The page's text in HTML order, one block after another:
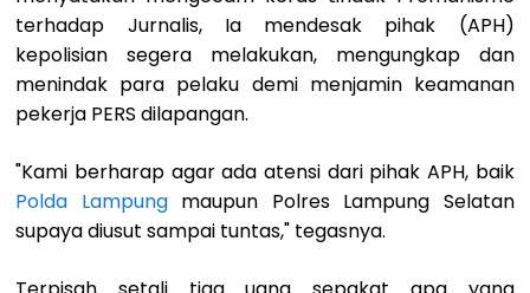
terhadap Jurnalis, Ia mendesak pihak (APH)
kepolisian segera melakukan, mengungkap dan
menindak para pelaku demi menjamin keamanan
pekerja PERS dilapangan.
"Kami berharap agar ada atensi dari pihak APH, baik
Polda Lampungmaupun Polres Lampung Selatan
supaya diusut sampai tuntas," tegasnya.